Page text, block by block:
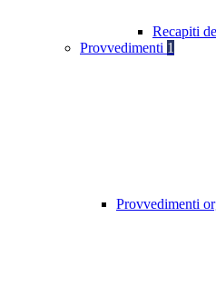
Recapiti
Provvedimenti 1
Provvedimenti